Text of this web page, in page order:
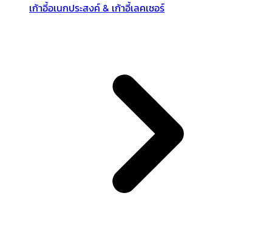
เก้าอี้อเนกประสงค์ & เก้าอี้เลคเชอร์